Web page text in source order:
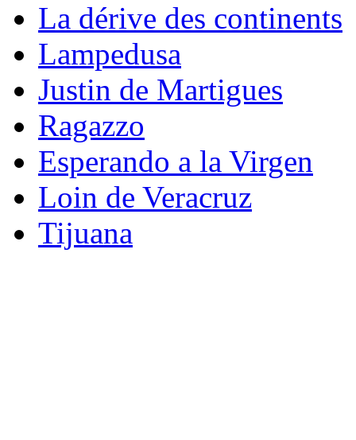
La dérive des continents
Lampedusa
Justin de Martigues
Ragazzo
Esperando a la Virgen
Loin de Veracruz
Tijuana